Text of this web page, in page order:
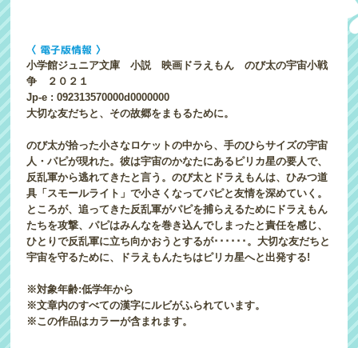
〈 電子版情報 〉
小学館ジュニア文庫 小説 映画ドラえもん のび太の宇宙小戦
争 ２０２１
Jp-e : 092313570000d0000000
大切な友だちと、その故郷をまもるために。
のび太が拾った小さなロケットの中から、手のひらサイズの宇宙
人・パピが現れた。彼は宇宙のかなたにあるピリカ星の要人で、
反乱軍から逃れてきたと言う。のび太とドラえもんは、ひみつ道
具「スモールライト」で小さくなってパピと友情を深めていく。
ところが、追ってきた反乱軍がパピを捕らえるためにドラえもん
たちを攻撃、パピはみんなを巻き込んでしまったと責任を感じ、
ひとりで反乱軍に立ち向かおうとするが･･････。大切な友だちと
宇宙を守るために、ドラえもんたちはピリカ星へと出発する!
※対象年齢:低学年から
※文章内のすべての漢字にルビがふられています。
※この作品はカラーが含まれます。